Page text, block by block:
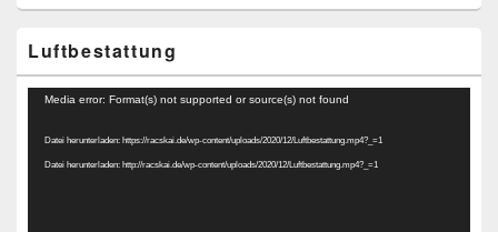
Luftbestattung
Video-
Media error: Format(s) not supported or source(s) not found
Datei herunterladen: https://racskai.de/wp-content/uploads/2020/12/Luftbestattung.mp4?_=1
Datei herunterladen: http://racskai.de/wp-content/uploads/2020/12/Luftbestattung.mp4?_=1